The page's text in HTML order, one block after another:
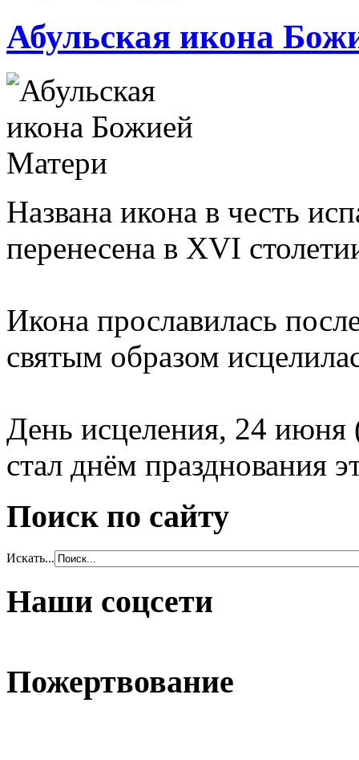
Абульская икона
Названа икона в честь
перенесена в XVI
Икона прославилась
святым образом
День исцеления, 24
стал днём празднования
Поиск по сайту
Искать...
Наши соцсети
Пожертвование